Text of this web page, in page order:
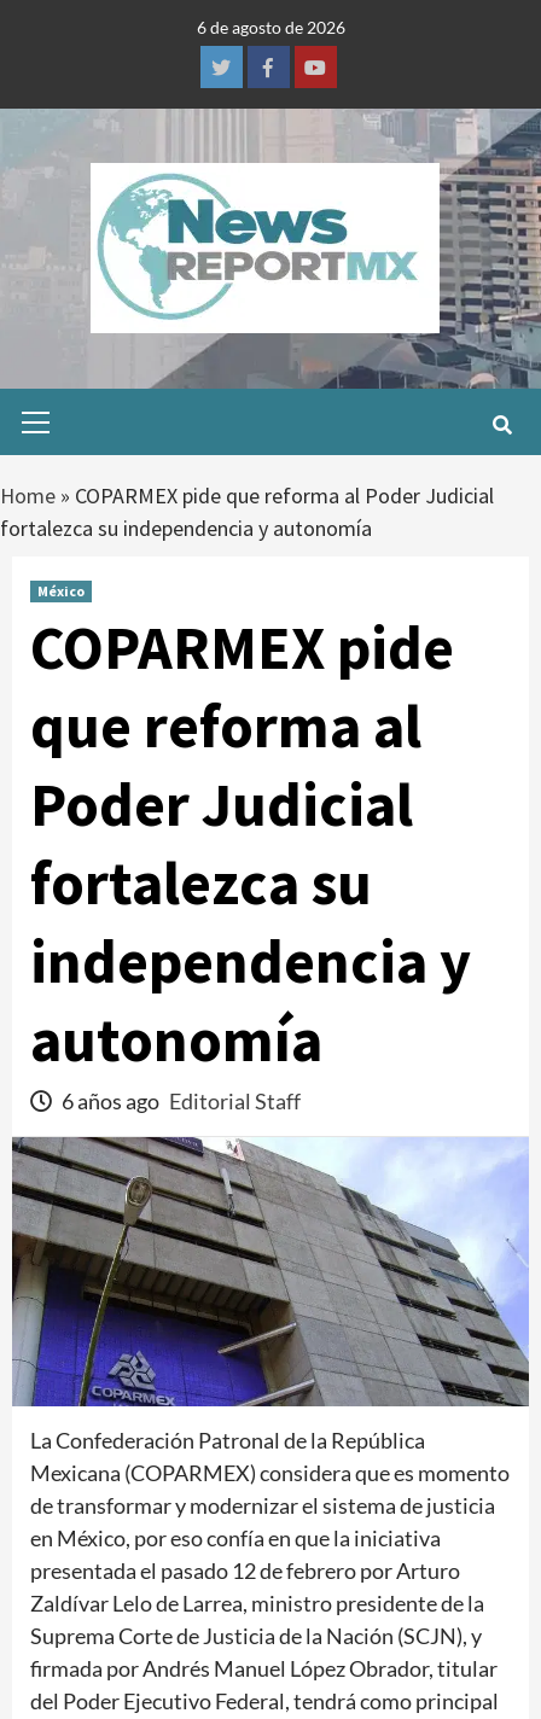
6 de agosto de 2026
TwitterFacebookYoutube
Menu
Home » COPARMEX pide que reforma al Poder Judicial
fortalezca su independencia y autonomía
México
COPARMEX pide
que reforma al
Poder Judicial
fortalezca su
independencia y
autonomía
6 años ago Editorial Staff
La Confederación Patronal de la República
Mexicana (COPARMEX) considera que es momento
de transformar y modernizar el sistema de justicia
en México, por eso confía en que la iniciativa
presentada el pasado 12 de febrero por Arturo
Zaldívar Lelo de Larrea, ministro presidente de la
Suprema Corte de Justicia de la Nación (SCJN), y
firmada por Andrés Manuel López Obrador, titular
del Poder Ejecutivo Federal, tendrá como principal